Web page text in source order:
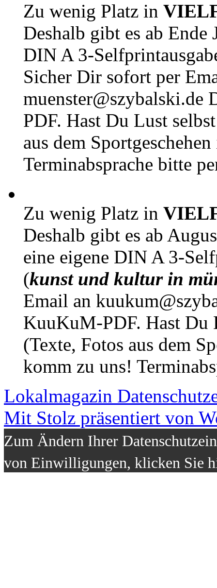
Zu wenig Platz in
Deshalb gibt es ab Ende
DIN A 3-
Sicher Dir sofort per
muenster@szybalski.de
PDF. Hast Du Lust
aus dem
Terminabsprache bitte
Zu wenig Platz in
Deshalb gibt es ab
eine eigene DIN A 3-
(kunst und kultur in
Email an
KuuKuM-PDF. Hast Du
(Texte, Fotos aus dem
komm zu uns!
Lokalmagazin
Mit Stolz präsentiert von
Zum Ändern Ihrer
von Einwilligungen, klicken Sie